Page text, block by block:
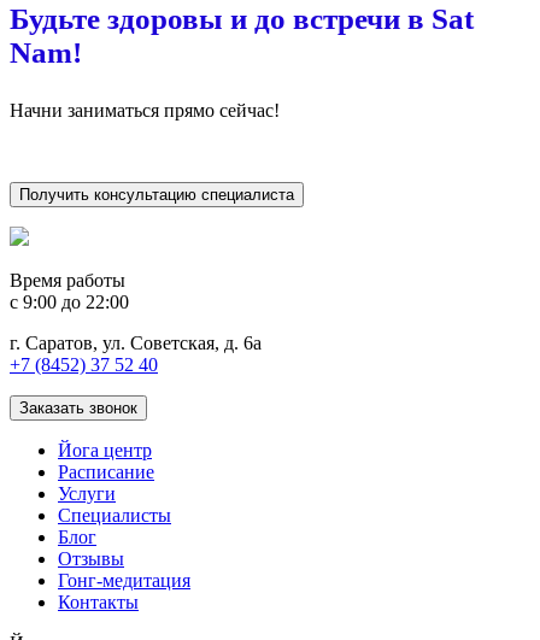
Будьте здоровы и до встречи в Sat
Nam!
Начни заниматься прямо сейчас!
Получить консультацию специалиста
Время работы
c 9:00 до 22:00
г. Саратов, ул. Советская, д. 6а
+7 (8452) 37 52 40
Заказать звонок
Йога центр
Расписание
Услуги
Специалисты
Блог
Отзывы
Гонг-медитация
Контакты